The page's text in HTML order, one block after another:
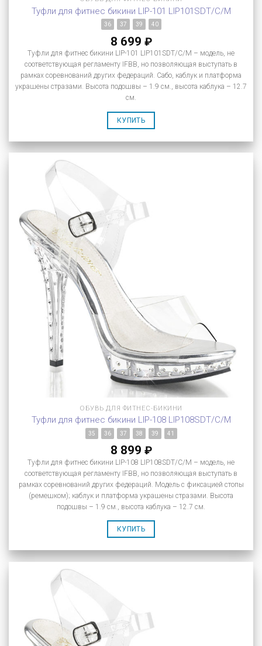
Туфли для фитнес бикини LIP-101 LIP101SDT/C/M
36 37 39 40
8 699 ₽
Туфли для фитнес бикини LIP-101 LIP101SDT/C/M – модель, не
соответствующая регламенту IFBB, но позволяющая выступать в
рамках соревнований других федераций. Сабо, каблук и платформа
украшены стразами. Высота подошвы – 1.9 см., высота каблука – 12.7
см.
КУПИТЬ
ОБУВЬ ДЛЯ ФИТНЕС-БИКИНИ
Туфли для фитнес бикини LIP-108 LIP108SDT/C/M
35 36 37 38 39 41
8 899 ₽
Туфли для фитнес бикини LIP-108 LIP108SDT/C/M – модель, не
соответствующая регламенту IFBB, но позволяющая выступать в
рамках соревнований других федераций. Модель с фиксацией стопы
(ремешком); каблук и платформа украшены стразами. Высота
подошвы – 1.9 см., высота каблука – 12.7 см.
КУПИТЬ